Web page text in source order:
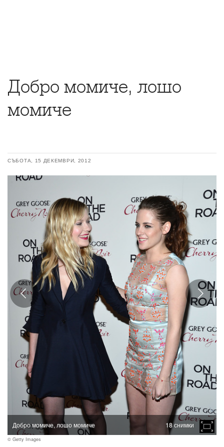
Добро момиче, лошо
момиче
СЪБОТА, 15 ДЕКЕМВРИ, 2012
Добро момиче, лошо момиче 18 снимки
© Getty Images